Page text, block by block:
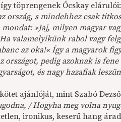
töprengenek Ócskay
ország, s mindehhez csak
»Jaj, milyen magyar
valamelyikünk rabol vagy
az oka!« Így a magyarok
pedig azoknak is
és nagy hazafiak
ajánlóját, mint Szabó
/ Hogyha meg volna
ironikus, keserű hang